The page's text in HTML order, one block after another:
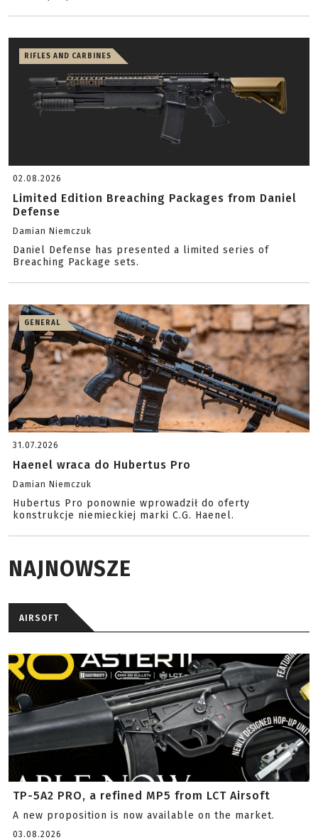
RIFLES AND CARBINES
02.08.2026
Limited Edition Breaching Packages from Daniel
Defense
Damian Niemczuk
Daniel Defense has presented a limited series of
Breaching Package sets.
GENERAL
31.07.2026
Haenel wraca do Hubertus Pro
Damian Niemczuk
Hubertus Pro ponownie wprowadził do oferty
konstrukcje niemieckiej marki C.G. Haenel.
NAJNOWSZE
AIRSOFT
TP-5A2 PRO, a refined MP5 from LCT Airsoft
A new proposition is now available on the market.
03.08.2026